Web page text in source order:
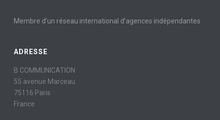
Membre d’un réseau international d’agences indépendantes
ADRESSE
B COMMUNICATION
55 avenue Marceau
75116 Paris
France